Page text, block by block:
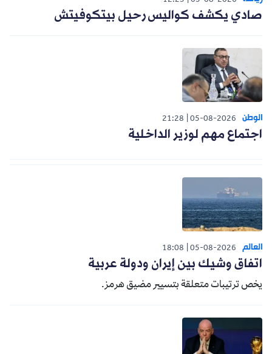
صادي يكشف كواليس رحيل بيتكوفيتش
الوطن 05-08-2026
21:28
اجتماع مهم لوزير الداخلية
العالم 05-08-2026
18:08
اتفاق وشيك بين إيران ودولة عربية
يخص ترتيبات متعلقة بتسيير مضيق هرمز.